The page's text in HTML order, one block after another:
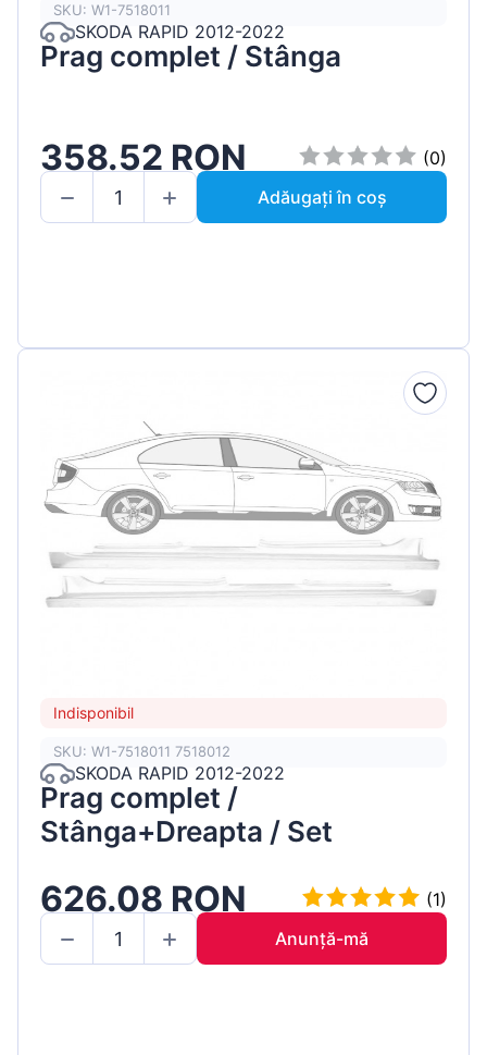
SKU: W1-7518011
SKODA RAPID 2012-2022
Prag complet / Stânga
358.52 RON
(0)
Adăugați în coș
Indisponibil
SKU: W1-7518011 7518012
SKODA RAPID 2012-2022
Prag complet /
Stânga+Dreapta / Set
626.08 RON
(1)
Anunță-mă